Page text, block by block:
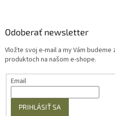
Odoberať newsletter
Vložte svoj e-mail a my Vám
produktoch na našom e-shope.
Email
PRIHLÁSIŤ SA